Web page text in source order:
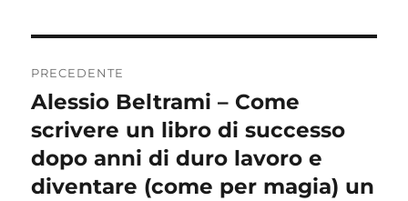
articoli
PRECEDENTE
Articolo
precedente:
Alessio Beltrami – Come
scrivere un libro di successo
dopo anni di duro lavoro e
diventare (come per magia) un